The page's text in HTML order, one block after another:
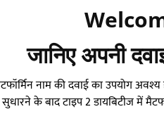
जानिए अपनी
नाम की दवाई का उपयोग
सुधारने के बाद टाइप 2 डायबिटीज में